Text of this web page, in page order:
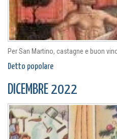
Per San Martino, castagne e buon
Detto popolare
DICEMBRE 2022